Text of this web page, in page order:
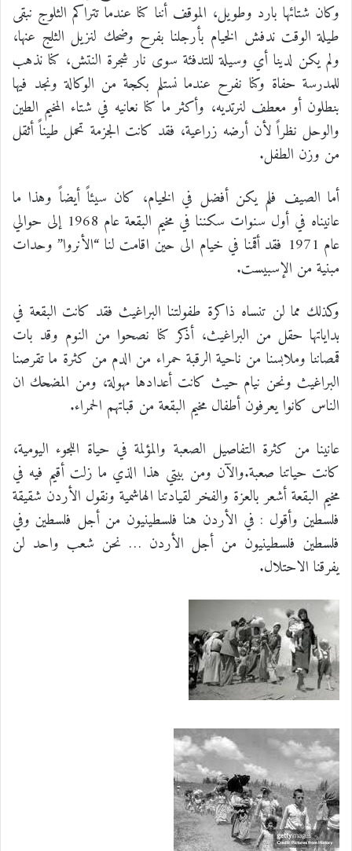
وكان شتائها بارد وطويل، الموقف أننا كنا عندما تتراكم الثلوج نبقى
طيلة الوقت ندفش الخيام بأرجلنا بفرح وضحك لنزيل الثلج عنها،
ولم يكن لدينا أي وسيلة للتدفئة سوى نار شجرة النتش، كنا نذهب
للمدرسة حفاة وكنا نفرح عندما نستلم بكجة من الوكالة ونجد فيها
بنطلون أو معطف لنرتديه، وأكثر ما كنا نعانيه في شتاء المخيم الطين
والوحل نظراً لأن أرضه زراعية، فقد كانت الجزمة تحمل طيناً أثقل
من وزن الطفل.
أما الصيف فلم يكن أفضل في الخيام، كان سيئاً أيضاً وهذا ما
عانيناه في أول سنوات سكننا في مخيم البقعة عام 1968 إلى حوالي
عام 1971 فقد أقمنا في خيام الى حين اقامت لنا “الأنروا” وحدات
مبنية من الإسبيست.
وكذلك مما لن تنساه ذاكرة طفولتنا البراغيث فقد كانت البقعة في
بداياتها حقل من البراغيث، أذكر كنا نصحوا من النوم وقد بات
قمصاننا وملابسنا من ناحية الرقبة حمراء من الدم من كثرة ما تقرصنا
البراغيث ونحن نيام حيث كانت أعدادها مهولة، ومن المضحك ان
الناس كانوا يعرفون أطفال مخيم البقعة من قباتهم الحمراء.
عانينا من كثرة التفاصيل الصعبة والمؤلمة في حياة اللجوء اليومية،
كانت حياتنا صعبة.والآن ومن بيتي هذا الذي ما زلت أقيم فيه في
مخيم البقعة أشعر بالعزة والفخر لقيادتنا الهاشمية ونقول الأردن شقيقة
فلسطين وأقول : في الأردن هنا فلسطينيون من أجل فلسطين وفي
فلسطين فلسطينيون من أجل الأردن … نحن شعب واحد لن
يفرقنا الاحتلال.